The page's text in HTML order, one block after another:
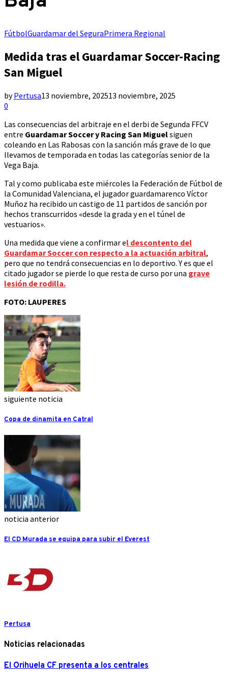
FútbolGuardamar del SeguraPrimera Regional
Medida tras el Guardamar Soccer-Racing
San Miguel
byPertusa13 noviembre, 202513 noviembre, 2025
0
Las consecuencias del arbitraje en el derbi de Segunda FFCV
entre Guardamar Soccer y Racing San Miguelsiguen
coleando en Las Rabosas con la sanción más grave de lo que
llevamos de temporada en todas las categorías senior de la
Vega Baja.
Tal y como publicaba este miércoles la Federación de Fútbol de
la Comunidad Valenciana, el jugador guardamarenco Víctor
Muñoz ha recibido un castigo de 11 partidos de sanción por
hechos transcurridos «desde la grada y en el túnel de
vestuarios».
Una medida que viene a confirmar el descontento del
Guardamar Soccer con respecto a la actuación arbitral,
pero que no tendrá consecuencias en lo deportivo. Y es que el
citado jugador se pierde lo que resta de curso por una grave
lesión de rodilla.
FOTO: LAUPERES
siguiente noticia
Copa de dinamita en Catral
noticia anterior
El CD Murada se equipa para subir el Everest
Pertusa
Noticias relacionadas
El Orihuela CF presenta a los centrales